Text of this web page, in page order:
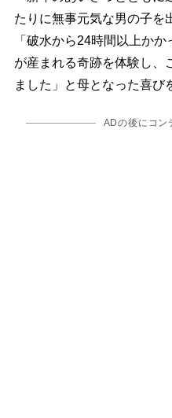
たりに無事元気な男の子を
「破水から24時間以上か
が産まれる奇跡を体験し、
ました」と母となった喜び
ADの後にコン